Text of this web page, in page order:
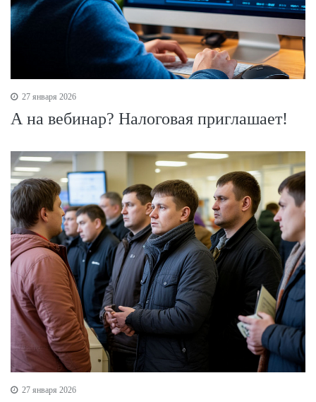
27 января 2026
А на вебинар? Налоговая приглашает!
27 января 2026